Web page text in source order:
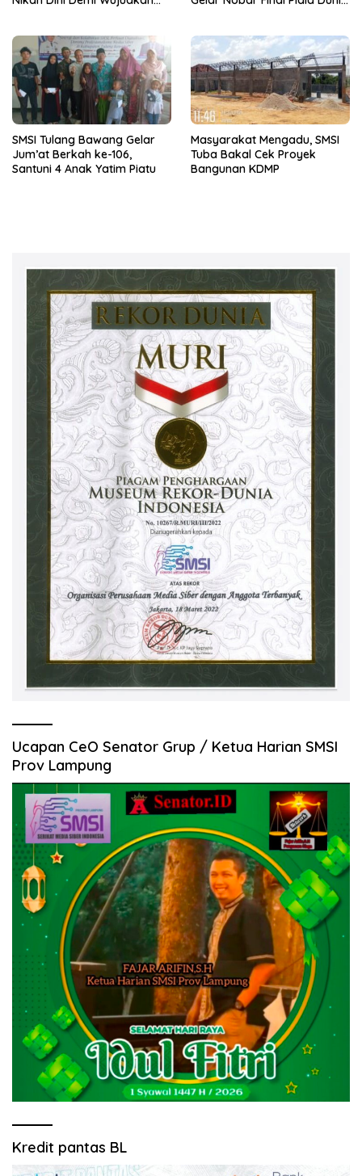
SMSI Tulang Bawang Gelar
Jum’at Berkah ke-106,
Santuni 4 Anak Yatim Piatu
Masyarakat Mengadu, SMSI
Tuba Bakal Cek Proyek
Bangunan KDMP
Ucapan CeO Senator Grup / Ketua Harian SMSI
Prov Lampung
Kredit pantas BL